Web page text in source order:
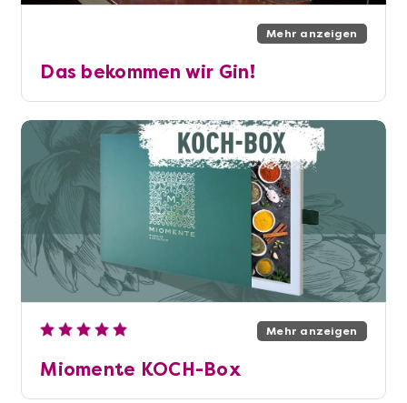
Mehr anzeigen
Das bekommen wir Gin!
Mehr anzeigen
Miomente KOCH-Box